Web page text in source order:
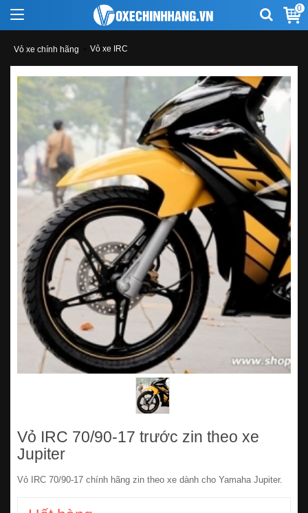
0
Vỏ xe chính hãng Vỏ xe IRC
Vỏ IRC 70/90-17 trước zin theo xe
Jupiter
Vỏ IRC 70/90-17 chính hãng zin theo xe dành cho Yamaha Jupiter.